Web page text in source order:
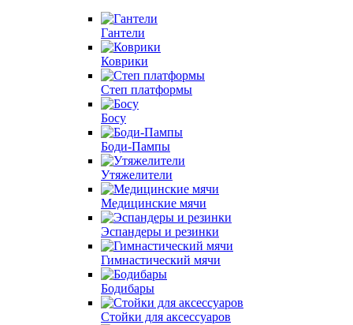
Гантели
Коврики
Степ платформы
Босу
Боди-Пампы
Утяжелители
Медицинские мячи
Эспандеры и резинки
Гимнастический мячи
Бодибары
Стойки для аксессуаров